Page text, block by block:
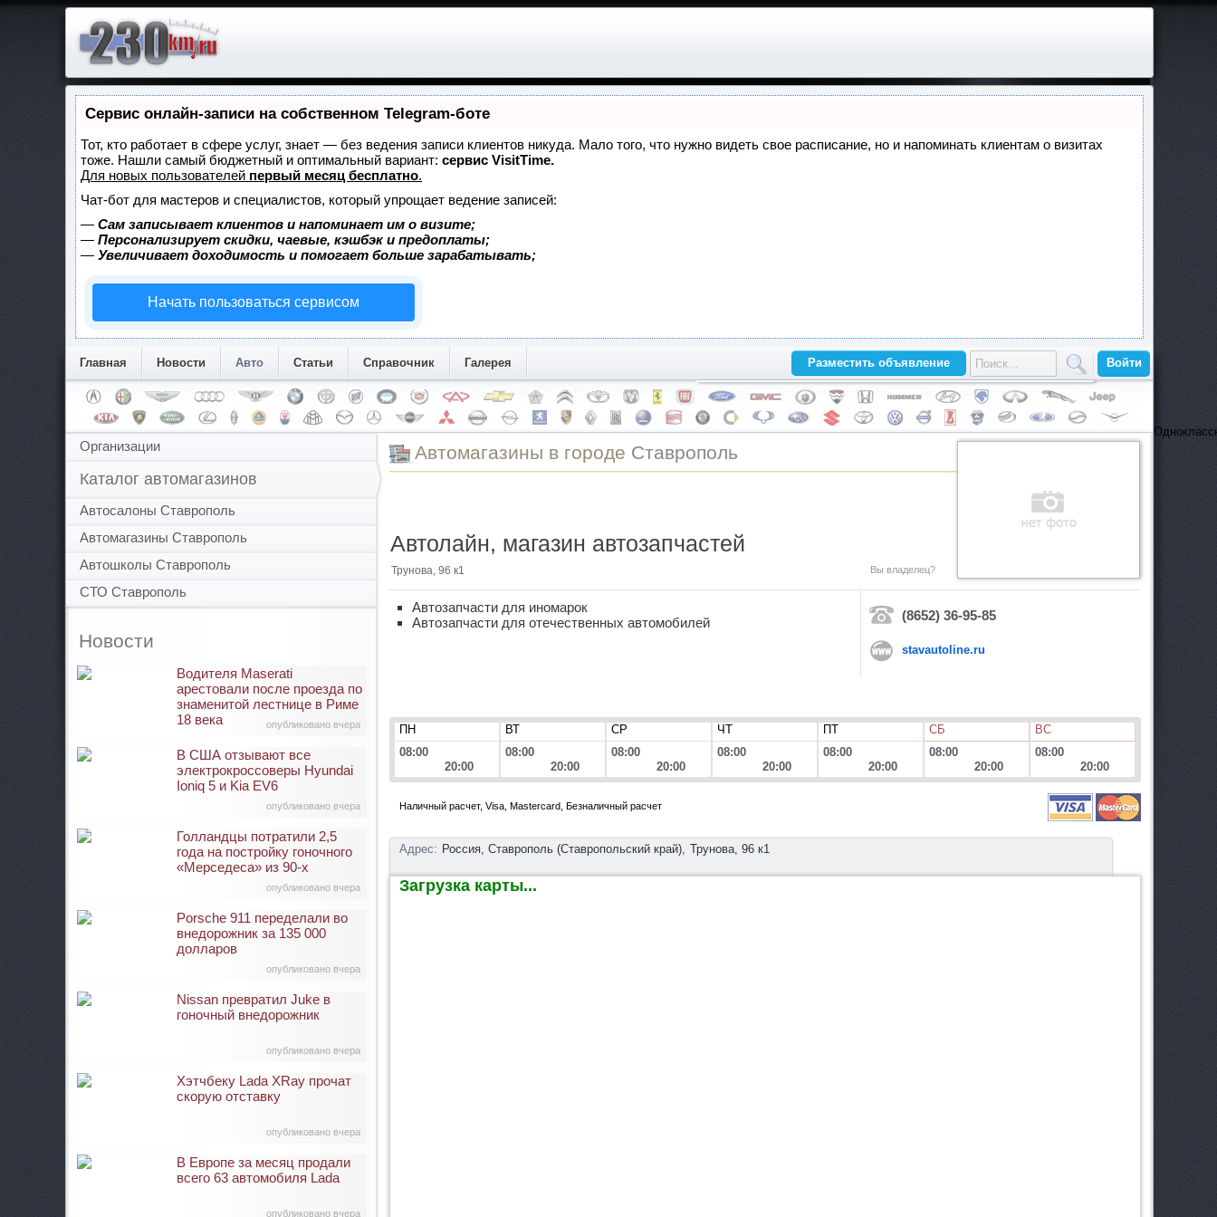
Сервис онлайн-записи на собственном Telegram-боте
Тот, кто работает в сфере услуг, знает — без ведения записи клиентов никуда. Мало того, что нужно видеть свое расписание, но и напоминать клиентам о визитах
тоже. Нашли самый бюджетный и оптимальный вариант: сервис VisitTime.
Для новых пользователей первый месяц бесплатно.
Чат-бот для мастеров и специалистов, который упрощает ведение записей:
— Сам записывает клиентов и напоминает им о визите;
— Персонализирует скидки, чаевые, кэшбэк и предоплаты;
— Увеличивает доходимость и помогает больше зарабатывать;
Начать пользоваться сервисом
Разместить объявление Войти
Главная Новости Авто Статьи Справочник Галерея
Организации
Каталог автомагазинов
Автосалоны Ставрополь
Автомагазины Ставрополь
Автошколы Ставрополь
СТО Ставрополь
Новости
опубликовано вчера
Водителя Maserati
арестовали после проезда по
знаменитой лестнице в Риме
18 века
опубликовано вчера
В США отзывают все
электрокроссоверы Hyundai
Ioniq 5 и Kia EV6
опубликовано вчера
Голландцы потратили 2,5
года на постройку гоночного
«Мерседеса» из 90-х
опубликовано вчера
Porsche 911 переделали во
внедорожник за 135 000
долларов
опубликовано вчера
Nissan превратил Juke в
гоночный внедорожник
опубликовано вчера
Хэтчбеку Lada XRay прочат
скорую отставку
опубликовано вчера
В Европе за месяц продали
всего 63 автомобиля Lada
Автомагазины в городе Ставрополь
Вы владелец?
Автолайн, магазин автозапчастей
Трунова, 96 к1
(8652) 36-95-85
stavautoline.ru
Автозапчасти для иномарок
Автозапчасти для отечественных автомобилей
ПН ВТ СР ЧТ ПТ СБ
ВС
08:00
20:00
08:00
20:00
08:00
20:00
08:00
20:00
08:00
20:00
08:00
20:00
08:00
20:00
Наличный расчет, Visa, Mastercard, Безналичный расчет
Адрес: Россия, Ставрополь (Ставропольский край), Трунова, 96 к1
Загрузка карты...